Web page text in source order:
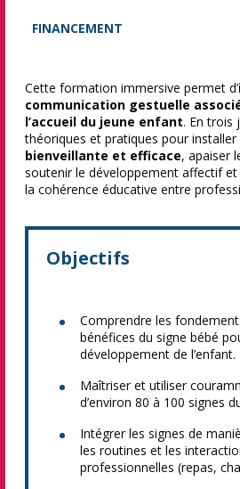
FINANCEMENT
Cette formation immersive permet d’
communication gestuelle
l’accueil du jeune enfant. En trois
théoriques et pratiques pour installer
bienveillante et efficace, apaiser
soutenir le développement affectif
la cohérence éducative entre
Objectifs
Comprendre les
bénéfices du signe bébé
développement de l’enfant.
Maîtriser et utiliser
d’environ 80 à 100 signes
Intégrer les signes de
les routines et les
professionnelles (repas,